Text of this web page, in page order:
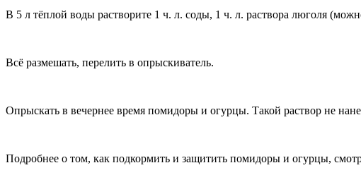
В 5 л тёплой воды растворите 1 ч. л. соды, 1 ч. л. раствора люголя
Всё размешать, перелить в опрыскиватель.
Опрыскать в вечернее время помидоры и огурцы. Такой раствор не
Подробнее о том, как подкормить и защитить помидоры и огурцы,